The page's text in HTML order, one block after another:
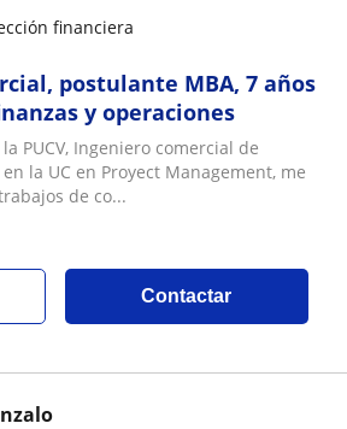
financiera
postulante MBA, 7 años
y operaciones
PUCV, Ingeniero comercial de
la UC en Proyect Management, me
de co...
Contactar